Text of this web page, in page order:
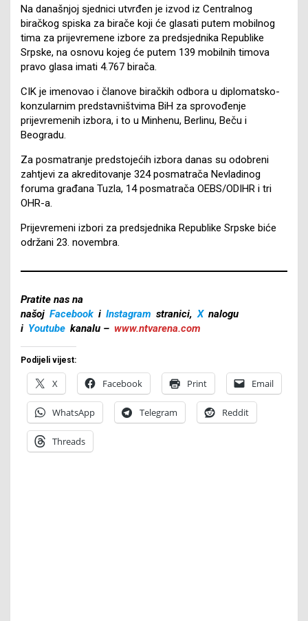
Na današnjoj sjednici utvrđen je izvod iz Centralnog
biračkog spiska za birače koji će glasati putem mobilnog
tima za prijevremene izbore za predsjednika Republike
Srpske, na osnovu kojeg će putem 139 mobilnih timova
pravo glasa imati 4.767 birača.
CIK je imenovao i članove biračkih odbora u diplomatsko-
konzularnim predstavništvima BiH za sprovođenje
prijevremenih izbora, i to u Minhenu, Berlinu, Beču i
Beogradu.
Za posmatranje predstojećih izbora danas su odobreni
zahtjevi za akreditovanje 324 posmatrača Nevladinog
foruma građana Tuzla, 14 posmatrača OEBS/ODIHR i tri
OHR-a.
Prijevremeni izbori za predsjednika Republike Srpske biće
održani 23. novembra.
Pratite nas na
našoj Facebook i Instagram stranici, X nalogu
i Youtube kanalu – www.ntvarena.com
Podijeli vijest:
X Facebook Print Email
WhatsApp Telegram Reddit
Threads